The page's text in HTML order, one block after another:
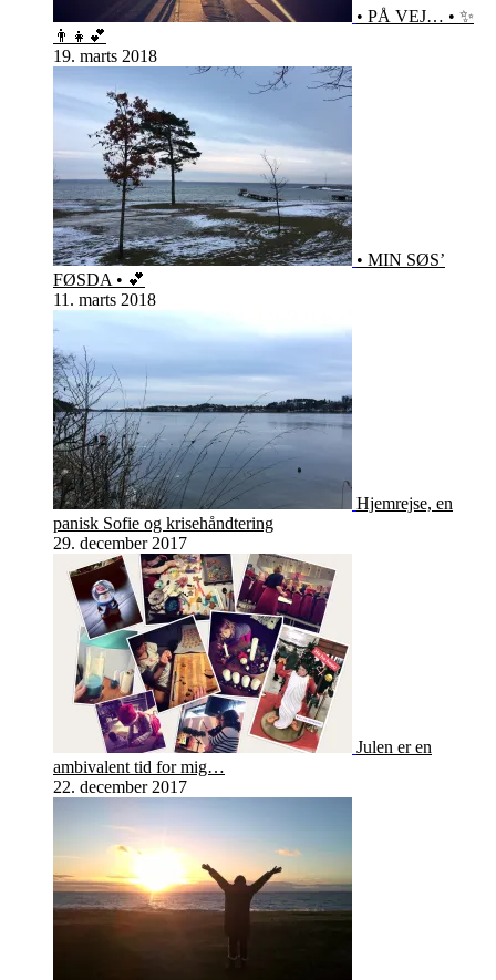
• PÅ VEJ… • ✨
👨‍👧💕
19. marts 2018
• MIN SØS’
FØSDA • 💕
11. marts 2018
Hjemrejse, en
panisk Sofie og krisehåndtering
29. december 2017
Julen er en
ambivalent tid for mig…
22. december 2017